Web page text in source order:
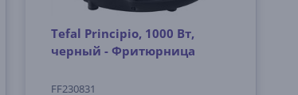
Tefal Principio, 1000 Вт,
черный - Фритюрница
FF230831